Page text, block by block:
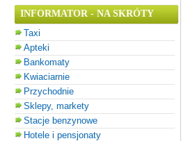
INFORMATOR - NA SKRÓTY
Taxi
Apteki
Bankomaty
Kwiaciarnie
Przychodnie
Sklepy, markety
Stacje benzynowe
Hotele i pensjonaty